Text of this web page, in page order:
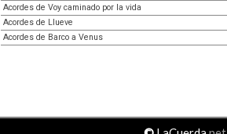
Acordes de Voy caminado por la vida
Acordes de Llueve
Acordes de Barco a Venus